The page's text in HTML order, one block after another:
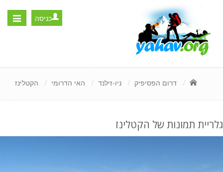
Toggle
כניסה
דרום הפסיפיק ניו-זילנד האי הדרומי הקטלינז
גלריית תמונות של הקטלינז